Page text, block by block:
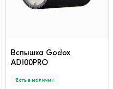
Вспышка Godox
AD100PRO
Есть в наличии